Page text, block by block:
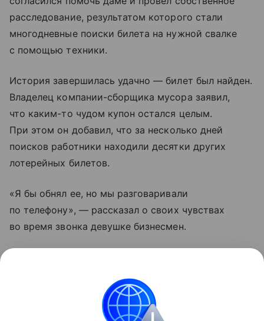
расследование, результатом которого стали
многодневные поиски билета на нужной свалке
с помощью техники.
История завершилась удачно — билет был найден.
Владелец компании-сборщика мусора заявил,
что каким-то чудом купон остался целым.
При этом он добавил, что за несколько дней
поисков работники находили десятки других
лотерейных билетов.
«Я бы обнял ее, но мы разговаривали
по телефону», — рассказал о своих чувствах
во время звонка девушке бизнесмен.
девушка уже забрала.